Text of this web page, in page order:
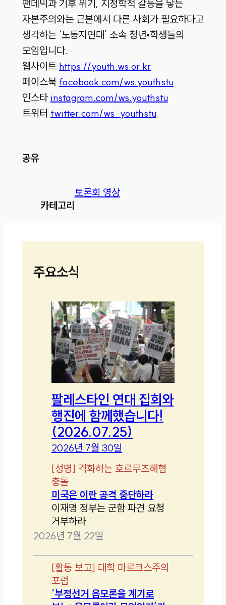
팬데믹과 기후 위기, 지정학적 갈등을 낳는
자본주의와는 근본에서 다른 사회가 필요하다고
생각하는 ‘노동자연대’ 소속 청년•학생들의
모임입니다.
웹사이트 https://youth.ws.or.kr
페이스북 facebook.com/ws.youthstu
인스타 instagram.com/ws.youthstu
트위터 twitter.com/ws_youthstu
공유
카테고리
토론회 영상
주요소식
팔레스타인 연대 집회와
행진에 함께했습니다!
(2026.07.25)
2026년 7월 30일
[성명] 격화하는 호르무즈해협
충돌
미국은 이란 공격 중단하라
이재명 정부는 군함 파견 요청
거부하라
2026년 7월 22일
[활동 보고] 대학 마르크스주의
포럼
‘부정선거 음모론을 계기로